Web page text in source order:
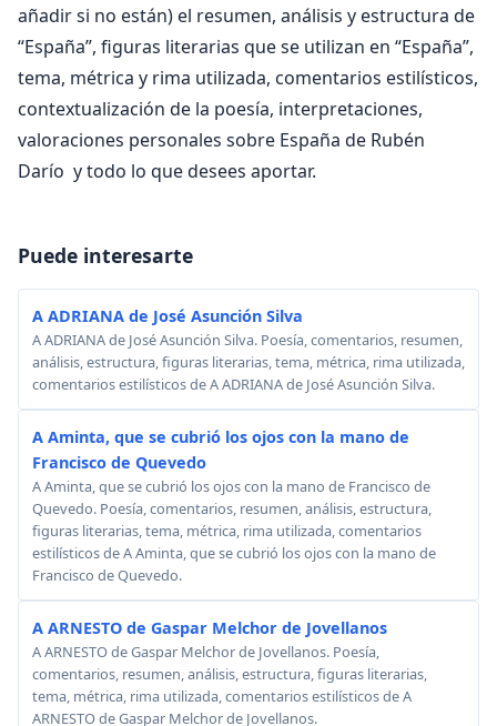
añadir si no están) el resumen, análisis y estructura de
“España”, figuras literarias que se utilizan en “España”,
tema, métrica y rima utilizada, comentarios estilísticos,
contextualización de la poesía, interpretaciones,
valoraciones personales sobre España de Rubén
Darío y todo lo que desees aportar.
Puede interesarte
A ADRIANA de José Asunción Silva
A ADRIANA de José Asunción Silva. Poesía, comentarios, resumen,
análisis, estructura, figuras literarias, tema, métrica, rima utilizada,
comentarios estilísticos de A ADRIANA de José Asunción Silva.
A Aminta, que se cubrió los ojos con la mano de
Francisco de Quevedo
A Aminta, que se cubrió los ojos con la mano de Francisco de
Quevedo. Poesía, comentarios, resumen, análisis, estructura,
figuras literarias, tema, métrica, rima utilizada, comentarios
estilísticos de A Aminta, que se cubrió los ojos con la mano de
Francisco de Quevedo.
A ARNESTO de Gaspar Melchor de Jovellanos
A ARNESTO de Gaspar Melchor de Jovellanos. Poesía,
comentarios, resumen, análisis, estructura, figuras literarias,
tema, métrica, rima utilizada, comentarios estilísticos de A
ARNESTO de Gaspar Melchor de Jovellanos.